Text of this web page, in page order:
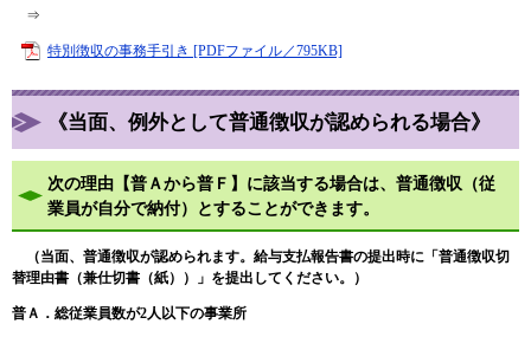
⇒
特別徴収の事務手引き [PDFファイル／795KB]
《当面、例外として普通徴収が認められる場合》
次の理由【普Ａから普Ｆ】に該当する場合は、普通徴収（従
業員が自分で納付）とすることができます。
（当面、普通徴収が認められます。給与支払報告書の提出時に「普通徴収切
替理由書（兼仕切書（紙））」を提出してください。）
普Ａ．総従業員数が2人以下の事業所